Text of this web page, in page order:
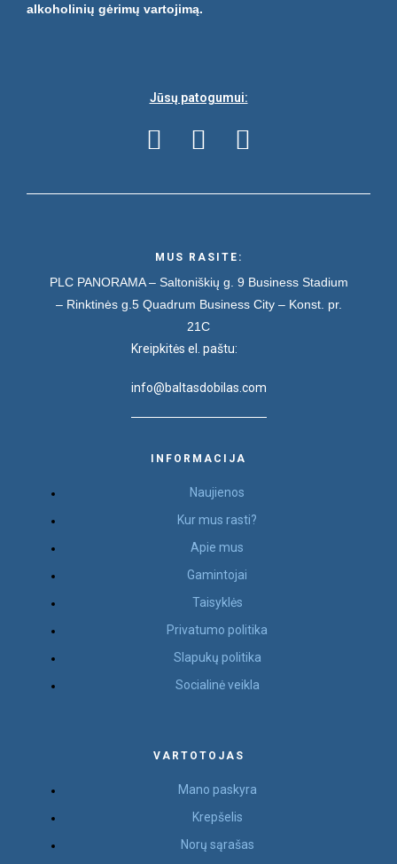
alkoholinių gėrimų vartojimą.
Jūsų patogumui:
MUS RASITE:
PLC PANORAMA – Saltoniškių g. 9 Business Stadium
– Rinktinės g.5 Quadrum Business City – Konst. pr.
21C
Kreipkitės el. paštu:
info@baltasdobilas.com
INFORMACIJA
Naujienos
Kur mus rasti?
Apie mus
Gamintojai
Taisyklės
Privatumo politika
Slapukų politika
Socialinė veikla
VARTOTOJAS
Mano paskyra
Krepšelis
Norų sąrašas